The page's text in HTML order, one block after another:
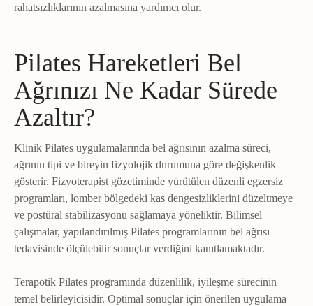
rahatsızlıklarının azalmasına yardımcı olur.
Pilates Hareketleri Bel
Ağrınızı Ne Kadar Sürede
Azaltır?
Klinik Pilates uygulamalarında bel ağrısının azalma süreci,
ağrının tipi ve bireyin fizyolojik durumuna göre değişkenlik
gösterir. Fizyoterapist gözetiminde yürütülen düzenli egzersiz
programları, lomber bölgedeki kas dengesizliklerini düzeltmeye
ve postüral stabilizasyonu sağlamaya yöneliktir. Bilimsel
çalışmalar, yapılandırılmış Pilates programlarının bel ağrısı
tedavisinde ölçülebilir sonuçlar verdiğini kanıtlamaktadır.
Terapötik Pilates programında düzenlilik, iyileşme sürecinin
temel belirleyicisidir. Optimal sonuçlar için önerilen uygulama